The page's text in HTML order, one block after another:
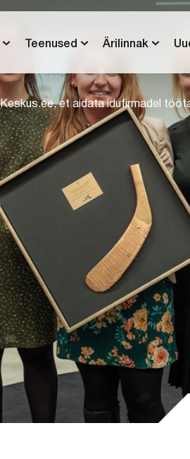
Teenused Ärilinnak
et aidata idufirmadel